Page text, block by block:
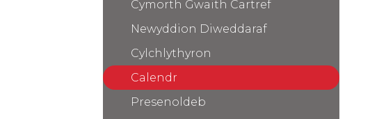
Cymorth Gwaith Cartref
Newyddion Diweddaraf
Cylchlythyron
Calendr
Presenoldeb